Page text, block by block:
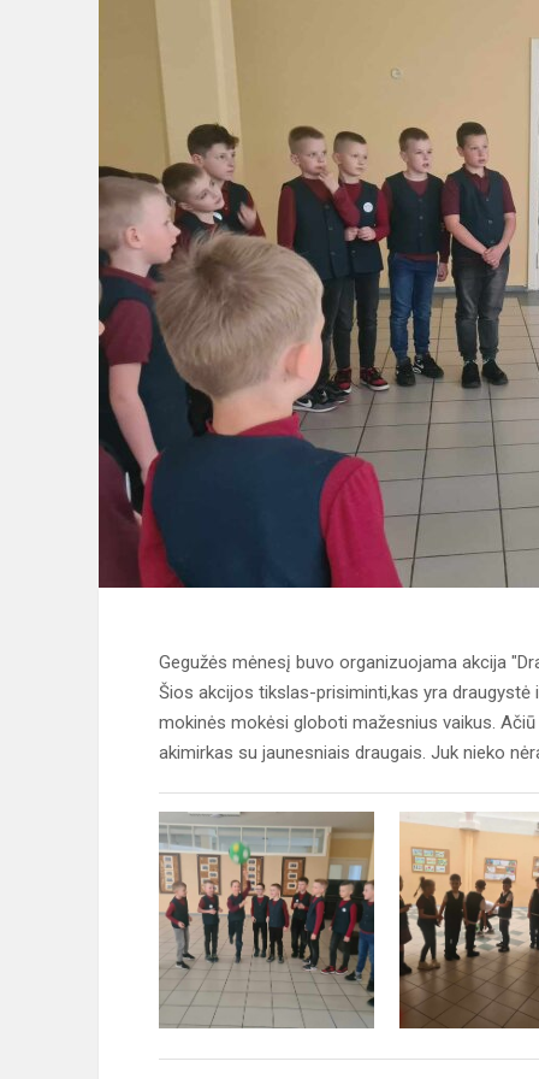
Gegužės mėnesį buvo organizuojama akcija
Šios akcijos tikslas-prisiminti,kas yra
mokinės mokėsi globoti mažesnius vaikus.
akimirkas su jaunesniais draugais. Juk nieko